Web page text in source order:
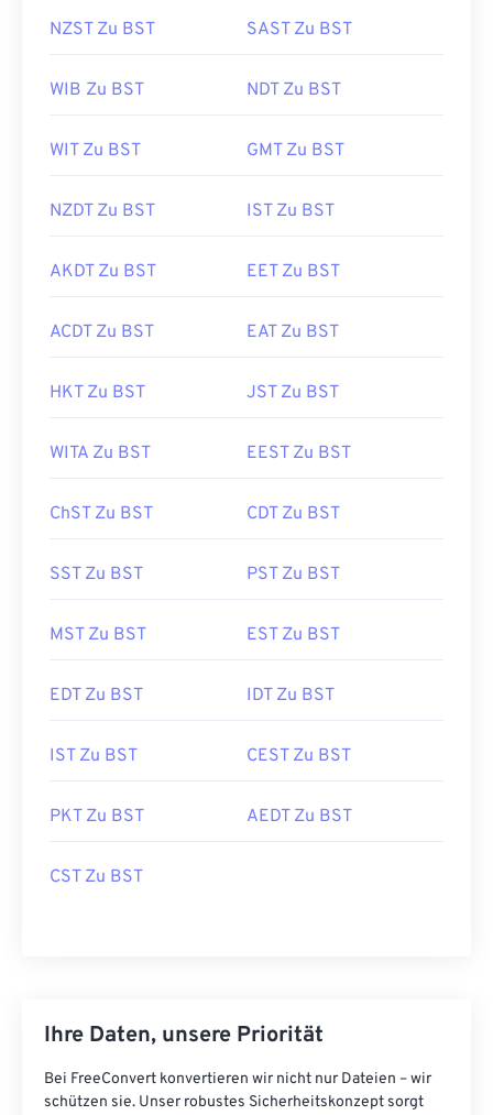
NZST Zu BST SAST Zu BST
WIB Zu BST NDT Zu BST
WIT Zu BST GMT Zu BST
NZDT Zu BST IST Zu BST
AKDT Zu BST EET Zu BST
ACDT Zu BST EAT Zu BST
HKT Zu BST JST Zu BST
WITA Zu BST EEST Zu BST
ChST Zu BST CDT Zu BST
SST Zu BST PST Zu BST
MST Zu BST EST Zu BST
EDT Zu BST IDT Zu BST
IST Zu BST CEST Zu BST
PKT Zu BST AEDT Zu BST
CST Zu BST
Ihre Daten, unsere Priorität
Bei FreeConvert konvertieren wir nicht nur Dateien – wir
schützen sie. Unser robustes Sicherheitskonzept sorgt